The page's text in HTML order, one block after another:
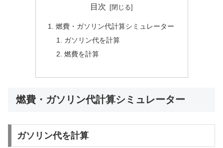
目次
燃費・ガソリン代計算シミュレーター
ガソリン代を計算
燃費を計算
燃費・ガソリン代計算シミュレーター
ガソリン代を計算